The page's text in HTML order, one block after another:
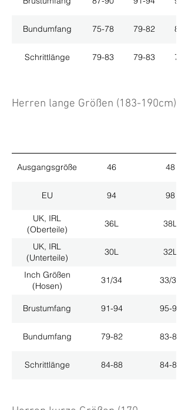
Bundumfang 75-78 79-82 83-
Schrittlänge 79-83 79-83 79-
Herren lange Größen (183-190cm)
Ausgangsgröße 46 48
EU 94 98
UK, IRL
(Oberteile)
36L 38L
UK, IRL
(Unterteile)
30L 32L
Inch Größen
(Hosen)
31/34 33/34
Brustumfang 91-94 95-98
Bundumfang 79-82 83-86
Schrittlänge 84-88 84-88